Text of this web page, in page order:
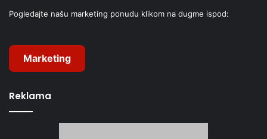
Pogledajte našu marketing ponudu klikom na dugme ispod:
Marketing
Reklama